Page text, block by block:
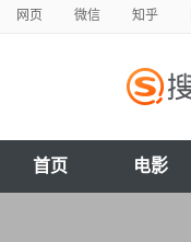
网页 微信 知乎
首页 电影